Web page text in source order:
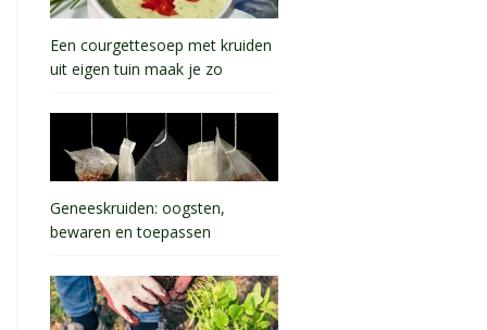
Een courgettesoep met kruiden
uit eigen tuin maak je zo
Geneeskruiden: oogsten,
bewaren en toepassen